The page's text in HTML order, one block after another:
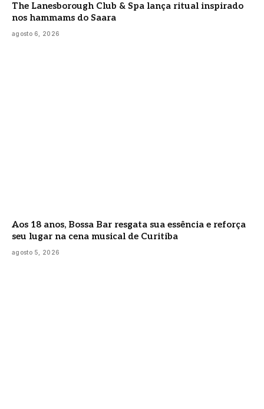
The Lanesborough Club & Spa lança ritual inspirado
nos hammams do Saara
agosto 6, 2026
Aos 18 anos, Bossa Bar resgata sua essência e reforça
seu lugar na cena musical de Curitiba
agosto 5, 2026